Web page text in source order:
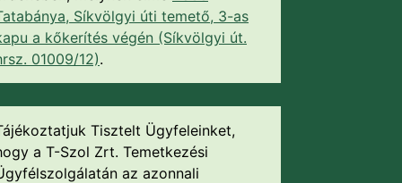
Síkvölgyi úti temető, 3-as
a kőkerítés végén (Síkvölgyi út.
01009/12).
Tisztelt Ügyfeleinket,
a T-Szol Zrt. Temetkezési
az azonnali